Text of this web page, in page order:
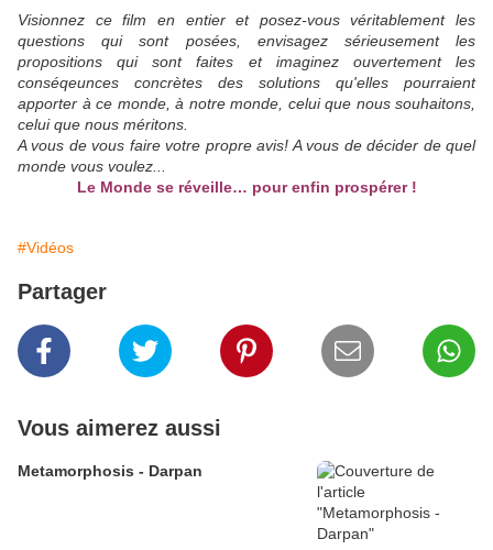
Visionnez ce film en entier et posez-vous véritablement les
questions qui sont posées, envisagez sérieusement les
propositions qui sont faites et imaginez ouvertement les
conséqeunces concrètes des solutions qu'elles pourraient
apporter à ce monde, à notre monde, celui que nous souhaitons,
celui que nous méritons.
A vous de vous faire votre propre avis! A vous de décider de quel
monde vous voulez...
Le Monde se réveille… pour enfin prospérer !
#Vidéos
Partager
Vous aimerez aussi
Metamorphosis - Darpan